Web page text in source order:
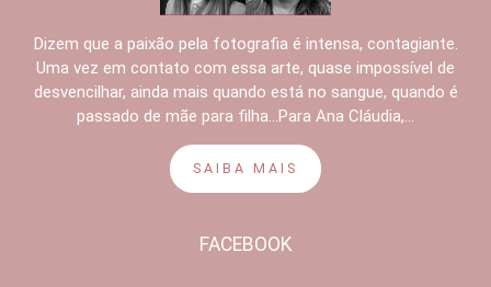
Dizem que a paixão pela fotografia é intensa, contagiante.
Uma vez em contato com essa arte, quase impossível de
desvencilhar, ainda mais quando está no sangue, quando é
passado de mãe para filha...Para Ana Cláudia,...
SAIBA MAIS
FACEBOOK